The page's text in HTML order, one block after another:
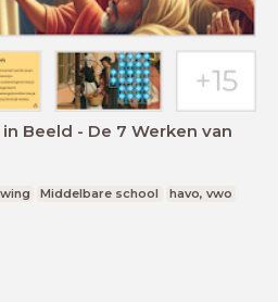
Beeld - De 7 Werken van
Middelbare school
havo, vwo